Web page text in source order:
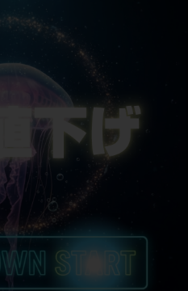
）
ディレーラーなど車体各所キズ・スレ
あるお品物となります。
。